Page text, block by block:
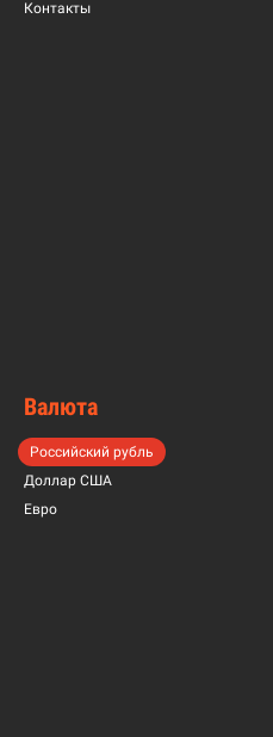
Контакты
Валюта
Российский рубль
Доллар США
Евро